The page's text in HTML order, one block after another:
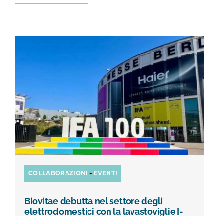
NEWS
RISORSE
COLLABORAZIONI - EVENTI
Biovitae debutta nel settore degli
elettrodomestici con la lavastoviglie I-